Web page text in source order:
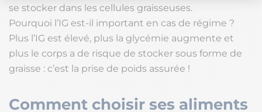
se stocker dans les cellules graisseuses.
Pourquoi l’IG est-il important en cas de régime ?
Plus l’IG est élevé, plus la glycémie augmente et
plus le corps a de risque de stocker sous forme de
graisse : c’est la prise de poids assurée !
Comment choisir ses aliments